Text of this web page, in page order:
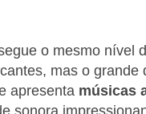
o mesmo nível
mas o
apresenta músicas